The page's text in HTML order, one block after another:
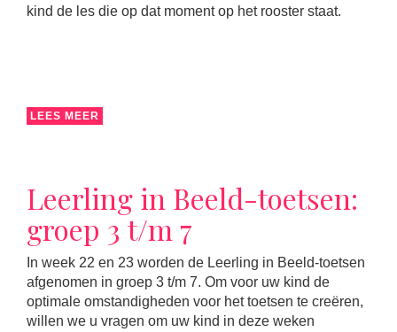
kind de les die op dat moment op het rooster staat.
LEES MEER
Leerling in Beeld-toetsen:
groep 3 t/m 7
In week 22 en 23 worden de Leerling in Beeld-toetsen
afgenomen in groep 3 t/m 7. Om voor uw kind de
optimale omstandigheden voor het toetsen te creëren,
willen we u vragen om uw kind in deze weken